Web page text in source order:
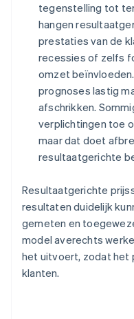
tegenstelling tot
hangen
prestaties van de
recessies of zelfs
omzet
prognoses lastig
afschrikken.
verplichtingen toe
maar dat doet
resultaatgerichte
Resultaatgerichte
resultaten duidelijk
gemeten en
model averechts
het uitvoert, zodat het
klanten.